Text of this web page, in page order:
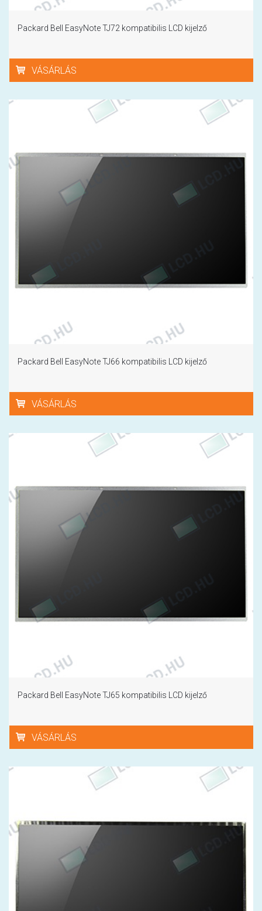
Packard Bell EasyNote TJ72 kompatibilis LCD kijelző
VÁSÁRLÁS
Packard Bell EasyNote TJ66 kompatibilis LCD kijelző
VÁSÁRLÁS
Packard Bell EasyNote TJ65 kompatibilis LCD kijelző
VÁSÁRLÁS